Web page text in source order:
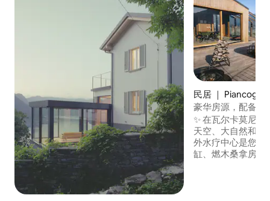
民居 ｜ Piancogno
豪华房源，配备浴
于山区
✨ 在瓦尔卡莫尼
天空、大自然和
外水疗中心是您的
缸、燃木桑拿房和